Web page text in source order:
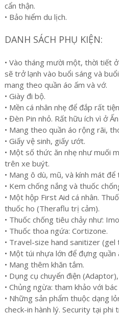
cẩn thận.
• Bảo hiểm du lịch.
DANH SÁCH PHỤ KIỆN:
• Vào tháng mười một, thời tiết
sẽ trở lạnh vào buổi sáng và
mang theo quần áo ấm và vớ.
• Giày đi bộ.
• Mền cá nhân nhẹ để đắp rất
• Đèn Pin nhỏ. Rất hữu ích vì ở
• Mang theo quần áo rộng rãi,
• Giấy vệ sinh, giấy ướt.
• Một số thức ăn nhẹ như muối
trên xe buýt.
• Mang ô dù, mũ, và kính mát để
• Kem chống nắng và thuốc
• Một hộp First Aid cá nhân.
thuốc ho (Theraflu trị cảm).
• Thuốc chống tiêu chảy như:
• Thuốc thoa ngứa: Cortizone.
• Travel-size hand sanitizer
• Một túi nhựa lớn để đựng
• Mang thêm khăn tắm.
• Dụng cụ chuyển điện
• Chủng ngừa: tham khảo với
• Những sản phẩm thuộc dạng
check-in hành lý. Security tại